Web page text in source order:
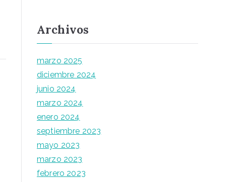
Archivos
marzo 2025
diciembre 2024
junio 2024
marzo 2024
enero 2024
septiembre 2023
mayo 2023
marzo 2023
febrero 2023